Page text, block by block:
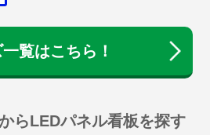
覧はこちら！
らLEDパネル看板を探す